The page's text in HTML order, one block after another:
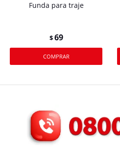
Funda para traje
$69